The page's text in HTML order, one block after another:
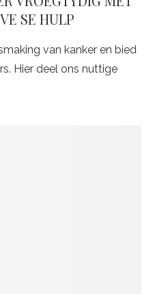
SE HULP
van kanker en bied
Hier deel ons nuttige